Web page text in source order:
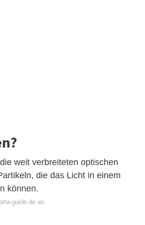
weit verbreiteten optischen
die das Licht in einem
können.
guide.de an